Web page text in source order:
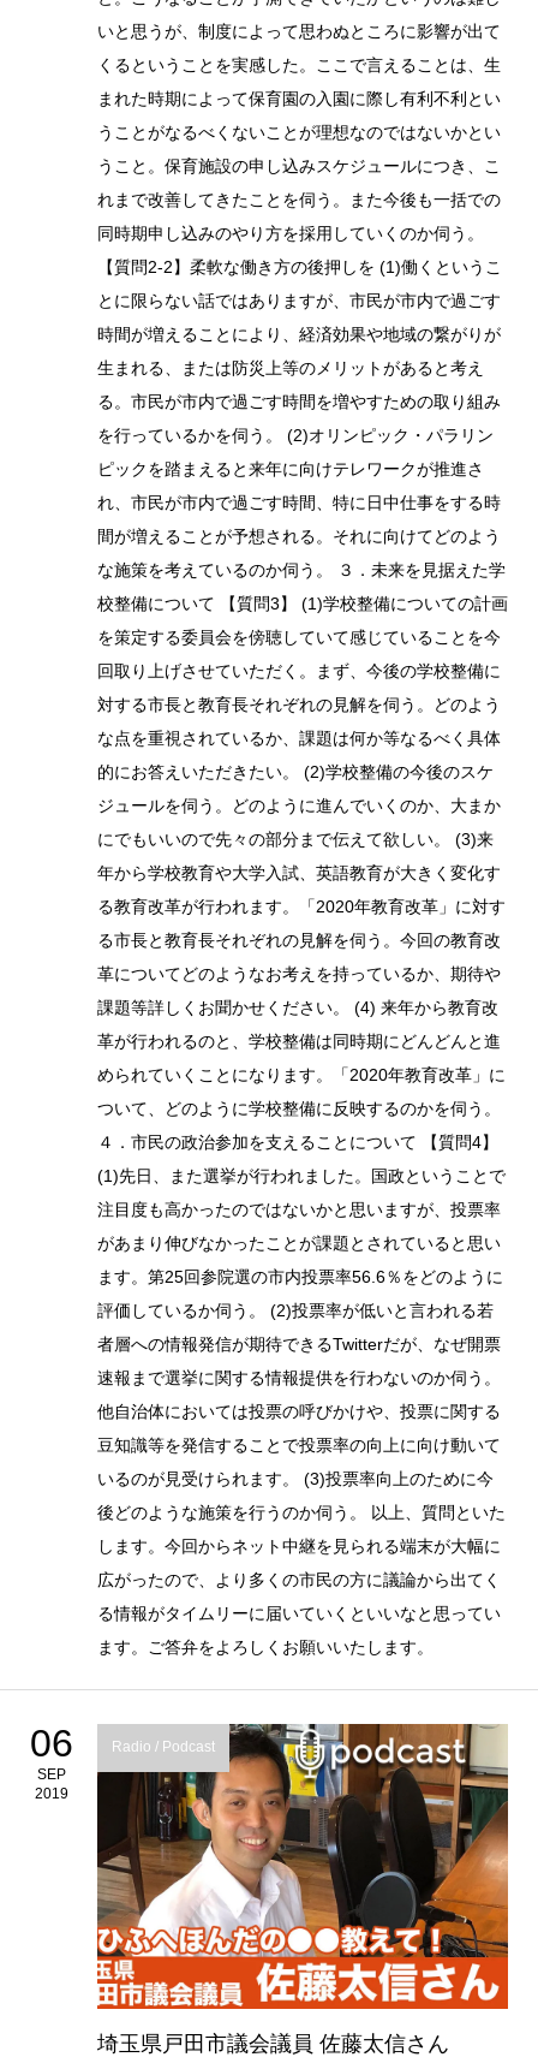
いと思うが、制度によって思わぬところに影響が出て
くるということを実感した。ここで言えることは、生
まれた時期によって保育園の入園に際し有利不利とい
うことがなるべくないことが理想なのではないかとい
うこと。保育施設の申し込みスケジュールにつき、こ
れまで改善してきたことを伺う。また今後も一括での
同時期申し込みのやり方を採用していくのか伺う。
【質問2-2】柔軟な働き方の後押しを (1)働くというこ
とに限らない話ではありますが、市民が市内で過ごす
時間が増えることにより、経済効果や地域の繋がりが
生まれる、または防災上等のメリットがあると考え
る。市民が市内で過ごす時間を増やすための取り組み
を行っているかを伺う。 (2)オリンピック・パラリン
ピックを踏まえると来年に向けテレワークが推進さ
れ、市民が市内で過ごす時間、特に日中仕事をする時
間が増えることが予想される。それに向けてどのよう
な施策を考えているのか伺う。 ３．未来を見据えた学
校整備について 【質問3】 (1)学校整備についての計画
を策定する委員会を傍聴していて感じていることを今
回取り上げさせていただく。まず、今後の学校整備に
対する市長と教育長それぞれの見解を伺う。どのよう
な点を重視されているか、課題は何か等なるべく具体
的にお答えいただきたい。 (2)学校整備の今後のスケ
ジュールを伺う。どのように進んでいくのか、大まか
にでもいいので先々の部分まで伝えて欲しい。 (3)来
年から学校教育や大学入試、英語教育が大きく変化す
る教育改革が行われます。「2020年教育改革」に対す
る市長と教育長それぞれの見解を伺う。今回の教育改
革についてどのようなお考えを持っているか、期待や
課題等詳しくお聞かせください。 (4) 来年から教育改
革が行われるのと、学校整備は同時期にどんどんと進
められていくことになります。「2020年教育改革」に
ついて、どのように学校整備に反映するのかを伺う。
４．市民の政治参加を支えることについて 【質問4】
(1)先日、また選挙が行われました。国政ということで
注目度も高かったのではないかと思いますが、投票率
があまり伸びなかったことが課題とされていると思い
ます。第25回参院選の市内投票率56.6％をどのように
評価しているか伺う。 (2)投票率が低いと言われる若
者層への情報発信が期待できるTwitterだが、なぜ開票
速報まで選挙に関する情報提供を行わないのか伺う。
他自治体においては投票の呼びかけや、投票に関する
豆知識等を発信することで投票率の向上に向け動いて
いるのが見受けられます。 (3)投票率向上のために今
後どのような施策を行うのか伺う。 以上、質問といた
します。今回からネット中継を見られる端末が大幅に
広がったので、より多くの市民の方に議論から出てく
る情報がタイムリーに届いていくといいなと思ってい
ます。ご答弁をよろしくお願いいたします。
06
SEP
2019
Radio / Podcast
埼玉県戸田市議会議員 佐藤太信さん